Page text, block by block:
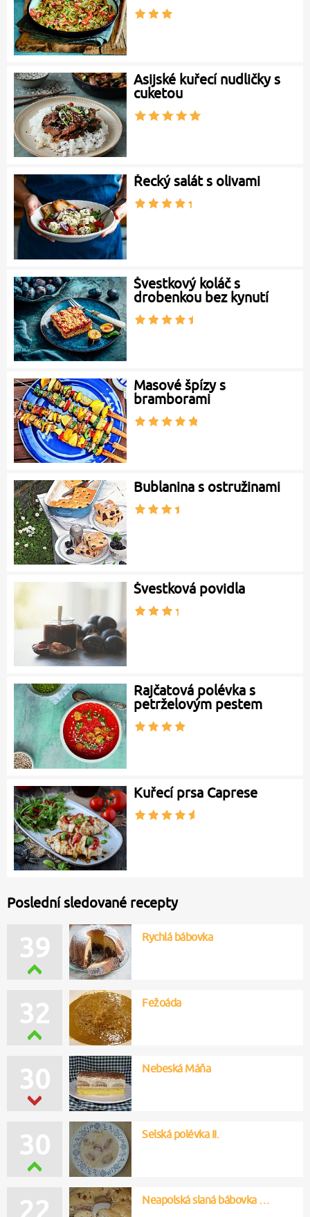
Asijské kuřecí nudličky s
cuketou
Řecký salát s olivami
Švestkový koláč s
drobenkou bez kynutí
Masové špízy s
bramborami
Bublanina s ostružinami
Švestková povidla
Rajčatová polévka s
petrželovým pestem
Kuřecí prsa Caprese
Poslední sledované recepty
39 Rychlá bábovka
30 Nebeská Máňa
32 Fežoáda
30 Selská polévka II.
22 Neapolská slaná bábovka …